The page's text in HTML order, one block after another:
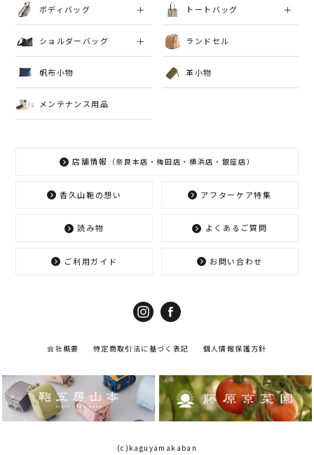
ボディバッグ トートバッグ
ショルダーバッグ ランドセル
帆布小物
メンテナンス用品
革小物
店舗情報 （奈良本店・梅田店・横浜店・銀座店）
香久山鞄の想い アフターケア特集
読み物 よくあるご質問
ご利用ガイド お問い合わせ
会社概要 特定商取引法に基づく表記 個人情報保護方針
(c)kaguyamakaban